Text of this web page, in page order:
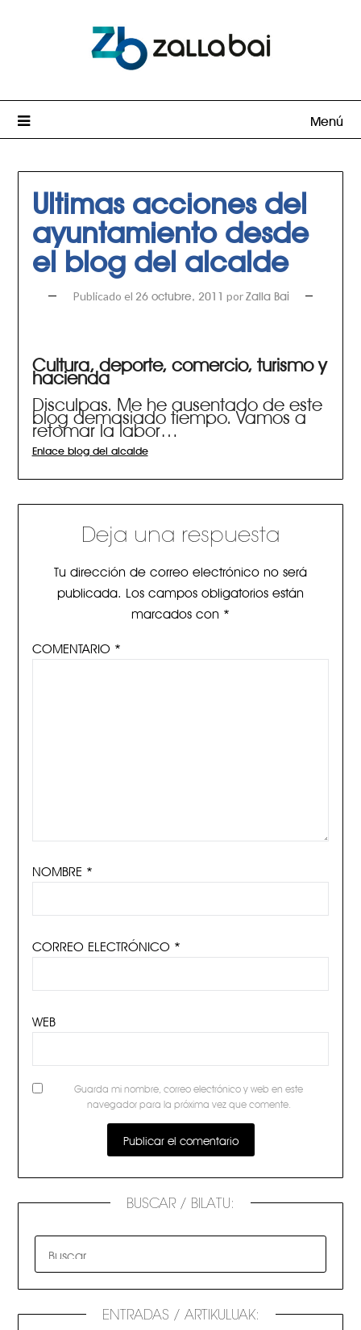
Menú
Ultimas acciones del
ayuntamiento desde
el blog del alcalde
Publicado el 26 octubre, 2011 por Zalla Bai
Cultura, deporte, comercio, turismo y
hacienda
Disculpas. Me he ausentado de este
blog demasiado tiempo. Vamos a
retomar la labor…
Enlace blog del alcalde
Deja una respuesta
Tu dirección de correo electrónico no será
publicada. Los campos obligatorios están
marcados con *
COMENTARIO *
NOMBRE *
CORREO ELECTRÓNICO *
WEB
Guarda mi nombre, correo electrónico y web en este
navegador para la próxima vez que comente.
BUSCAR / BILATU:
ENTRADAS / ARTIKULUAK: